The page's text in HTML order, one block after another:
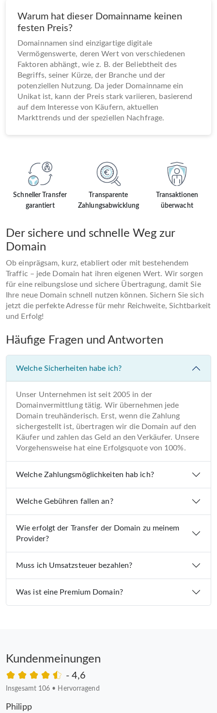
Schneller Transfer
garantiert
Transparente
Zahlungsabwicklung
Transaktionen
überwacht
Der sichere und schnelle Weg zur
Domain
Ob einprägsam, kurz, etabliert oder mit bestehendem
Traffic – jede Domain hat ihren eigenen Wert. Wir sorgen
für eine reibungslose und sichere Übertragung, damit Sie
Ihre neue Domain schnell nutzen können. Sichern Sie sich
jetzt die perfekte Adresse für mehr Reichweite, Sichtbarkeit
und Erfolg!
Warum hat dieser Domainname keinen
festen Preis?
Domainnamen sind einzigartige digitale
Vermögenswerte, deren Wert von verschiedenen
Faktoren abhängt, wie z. B. der Beliebtheit des
Begriffs, seiner Kürze, der Branche und der
potenziellen Nutzung. Da jeder Domainname ein
Unikat ist, kann der Preis stark variieren, basierend
auf dem Interesse von Käufern, aktuellen
Markttrends und der speziellen Nachfrage.
Häufige Fragen und Antworten
Welche Sicherheiten habe ich?
Unser Unternehmen ist seit 2005 in der
Domainvermittlung tätig. Wir übernehmen jede
Domain treuhänderisch. Erst, wenn die Zahlung
sichergestellt ist, übertragen wir die Domain auf den
Käufer und zahlen das Geld an den Verkäufer. Unsere
Vorgehensweise hat eine Erfolgsquote von 100%.
Welche Zahlungsmöglichkeiten hab ich?
Welche Gebühren fallen an?
Wie erfolgt der Transfer der Domain zu meinem
Provider?
Muss ich Umsatzsteuer bezahlen?
Was ist eine Premium Domain?
Kundenmeinungen
- 4,6
Insgesamt 106 • Hervorragend
Philipp